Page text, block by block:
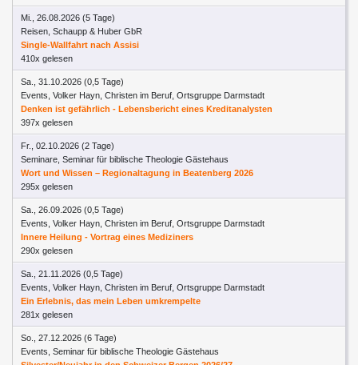
Mi., 26.08.2026 (5 Tage)
Reisen, Schaupp & Huber GbR
Single-Wallfahrt nach Assisi
410x gelesen
Sa., 31.10.2026 (0,5 Tage)
Events, Volker Hayn, Christen im Beruf, Ortsgruppe Darmstadt
Denken ist gefährlich - Lebensbericht eines Kreditanalysten
397x gelesen
Fr., 02.10.2026 (2 Tage)
Seminare, Seminar für biblische Theologie Gästehaus
Wort und Wissen – Regionaltagung in Beatenberg 2026
295x gelesen
Sa., 26.09.2026 (0,5 Tage)
Events, Volker Hayn, Christen im Beruf, Ortsgruppe Darmstadt
Innere Heilung - Vortrag eines Mediziners
290x gelesen
Sa., 21.11.2026 (0,5 Tage)
Events, Volker Hayn, Christen im Beruf, Ortsgruppe Darmstadt
Ein Erlebnis, das mein Leben umkrempelte
281x gelesen
So., 27.12.2026 (6 Tage)
Events, Seminar für biblische Theologie Gästehaus